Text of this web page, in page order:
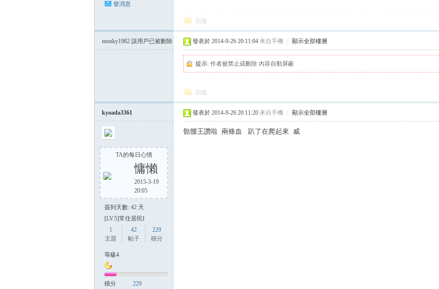
發消息
回復
monky1982 該用戶已被刪除 發表於 2014-9-26 20:11:04 來自手機 顯示全部樓層
提示: 作者被禁止或刪除 內容自動屏蔽
回復
kyoada3361
TA的每日心情
慵懶
2015-3-19
20:05
簽到天數: 42 天
[LV.5]常住居民I
1
主題
42
帖子
229
積分
等級4
積分 229
發表於 2014-9-26 20:11:20 來自手機 顯示全部樓層
骷髏王讚啦 兩條血 趴了在爬起來 威